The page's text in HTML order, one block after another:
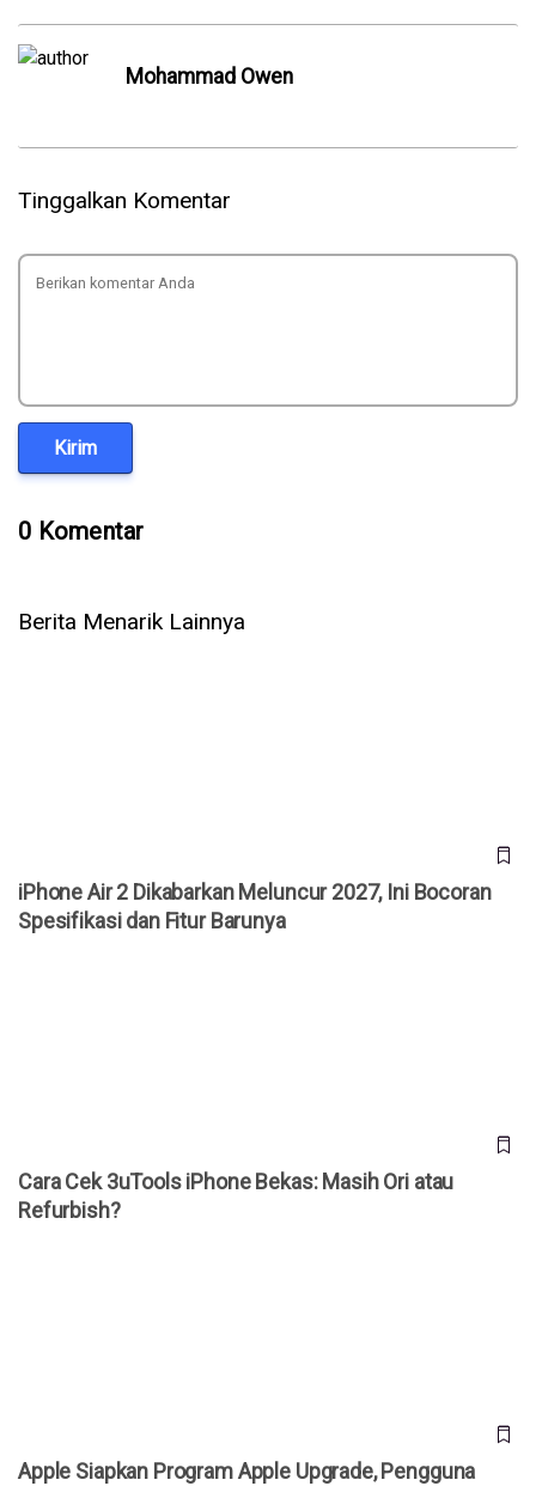
Mohammad Owen
Tinggalkan Komentar
Kirim
0 Komentar
Berita Menarik Lainnya
iPhone Air 2 Dikabarkan Meluncur 2027, Ini Bocoran
Spesifikasi dan Fitur Barunya
Cara Cek 3uTools iPhone Bekas: Masih Ori atau
Refurbish?
Apple Siapkan Program Apple Upgrade, Pengguna